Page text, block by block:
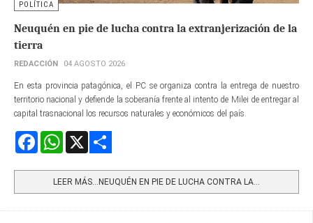
POLÍTICA
Neuquén en pie de lucha contra la extranjerización de la
tierra
REDACCIÓN 04 AGOSTO 2026
En esta provincia patagónica, el PC se organiza contra la entrega de nuestro
territorio nacional y defiende la soberanía frente al intento de Milei de entregar al
capital trasnacional los recursos naturales y económicos del país.
FacebookWhatsApp
LEER MÁS…NEUQUÉN EN PIE DE LUCHA CONTRA LA...